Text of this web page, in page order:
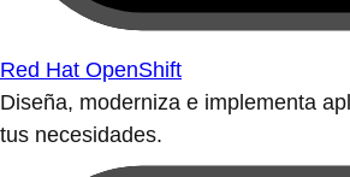
Red Hat OpenShift
Diseña, moderniza e implementa
tus necesidades.